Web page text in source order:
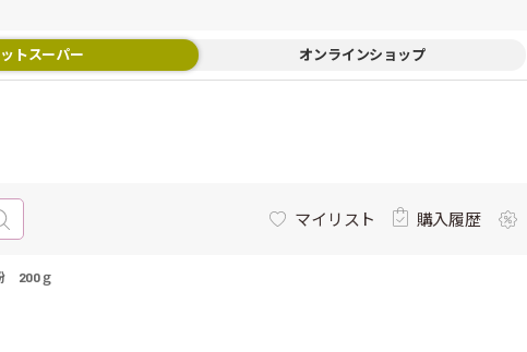
トスーパー オンラインショップ
マイリスト 購入履歴
200ｇ